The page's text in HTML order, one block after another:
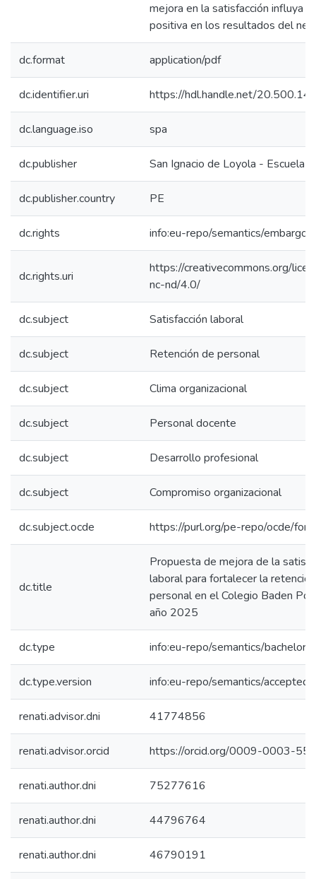
mejora en la satisfacción influya
positiva en los resultados del
dc.format application/pdf
dc.identifier.uri https://hdl.handle.net/
dc.language.iso spa
dc.publisher San Ignacio de Loyola - Escuela
dc.publisher.country PE
dc.rights info:eu-repo/semantics/
dc.rights.uri
https://creativecommons.org/
nc-nd/4.0/
dc.subject Satisfacción laboral
dc.subject Retención de personal
dc.subject Clima organizacional
dc.subject Personal docente
dc.subject Desarrollo profesional
dc.subject Compromiso organizacional
dc.subject.ocde https://purl.org/pe-repo/ocde/
dc.title
Propuesta de mejora de la
laboral para fortalecer la
personal en el Colegio Baden
año 2025
dc.type info:eu-repo/semantics/
dc.type.version info:eu-repo/semantics/
renati.advisor.dni 41774856
renati.advisor.orcid https://orcid.org/0009-0003-
renati.author.dni 75277616
renati.author.dni 44796764
renati.author.dni 46790191